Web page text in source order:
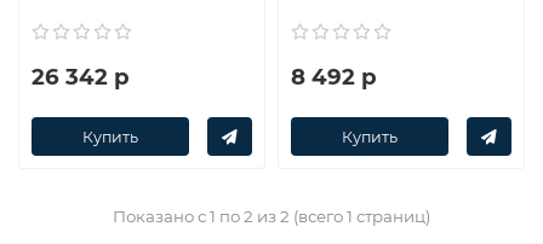
26 342 р
Купить
8 492 р
Купить
Показано с 1 по 2 из 2 (всего 1 страниц)